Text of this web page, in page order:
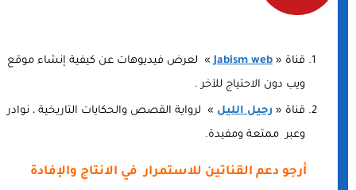
قناة « Jabism web » لعرض فيديوهات عن كيفية إنشاء موقع
ويب دون الاحتياج للآخر .
قناة « رحيل الليل » لرواية القصص والحكايات التاريخية ، نوادر
وعبر ممتعة ومفيدة.
أرجو دعم القناتين للاستمرار في الانتاج والإفادة